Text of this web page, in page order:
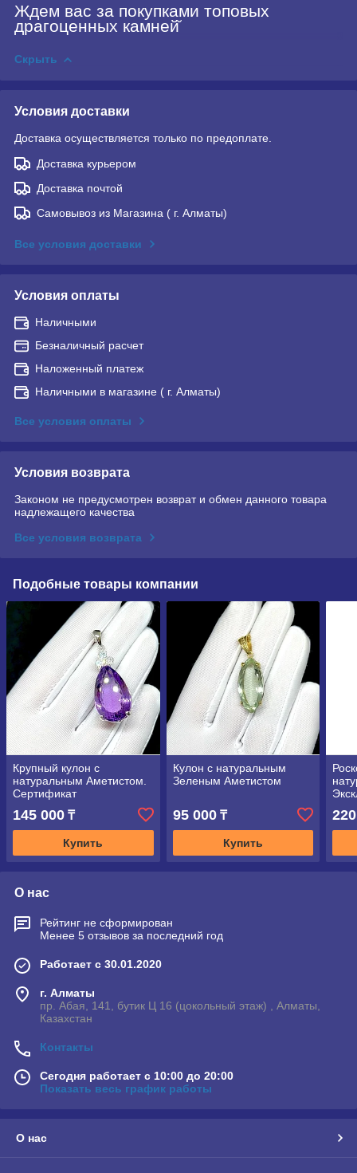
Ждем вас за покупками топовых
драгоценных камней̆
Скрыть
Условия доставки
Доставка осуществляется только по предоплате.
Доставка курьером
Доставка почтой
Самовывоз из Магазина ( г. Алматы)
Все условия доставки
Условия оплаты
Наличными
Безналичный расчет
Наложенный платеж
Наличными в магазине ( г. Алматы)
Все условия оплаты
Условия возврата
Законом не предусмотрен возврат и обмен данного товара
надлежащего качества
Все условия возврата
Подобные товары компании
Крупный кулон с
натуральным Аметистом.
Сертификат
145 000 ₸
Купить
Кулон с натуральным
Зеленым Аметистом
95 000₸
Купить
О нас
Рейтинг не сформирован
Менее 5 отзывов за последний год
Работает с 30.01.2020
г. Алматы
пр. Абая, 141, бутик Ц 16 (цокольный этаж) , Алматы,
Казахстан
Контакты
Сегодня работает с 10:00 до 20:00
Показать весь график работы
О нас